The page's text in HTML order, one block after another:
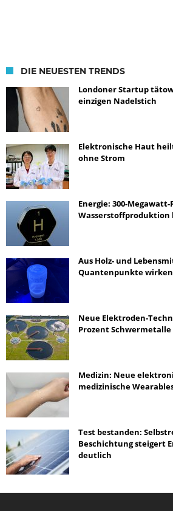
DIE NEUESTEN TRENDS
Londoner Startup
einzigen Nadelstich
Elektronische Haut
ohne Strom
Energie: 300-
Aus Holz- und
Quantenpunkte
Neue Elektroden-
Prozent
Medizin: Neue
medizinische
Test bestanden:
Beschichtung steigert
deutlich